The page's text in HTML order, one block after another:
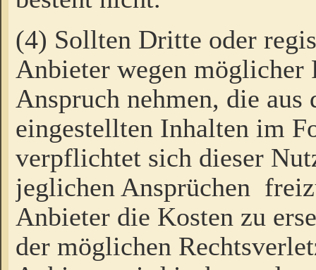
(4) Sollten Dritte oder
Anbieter wegen möglicher
Anspruch nehmen, die
eingestellten Inhalten im
verpflichtet sich dieser
jeglichen Ansprüchen
Anbieter die Kosten zu
der möglichen